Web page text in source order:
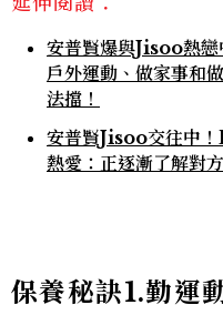
安普賢爆與Jisoo熱戀
戶外運動、做家事和
法擋！
安普賢Jisoo交往中
熱愛：正逐漸了解對方
保養秘訣1.勤運